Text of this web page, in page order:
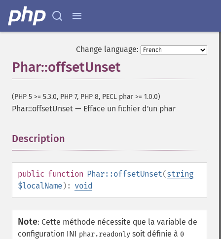
Change language:
Phar::offsetUnset
(PHP 5 >= 5.3.0, PHP 7, PHP 8, PECL phar >= 1.0.0)
Phar::offsetUnset — Efface un fichier d'un phar
Description
public function Phar::offsetUnset(string
$localName): void
Note: Cette méthode nécessite que la variable de
configuration INI phar.readonly soit définie à 0